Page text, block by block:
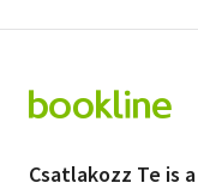
Csatlakozz Te is